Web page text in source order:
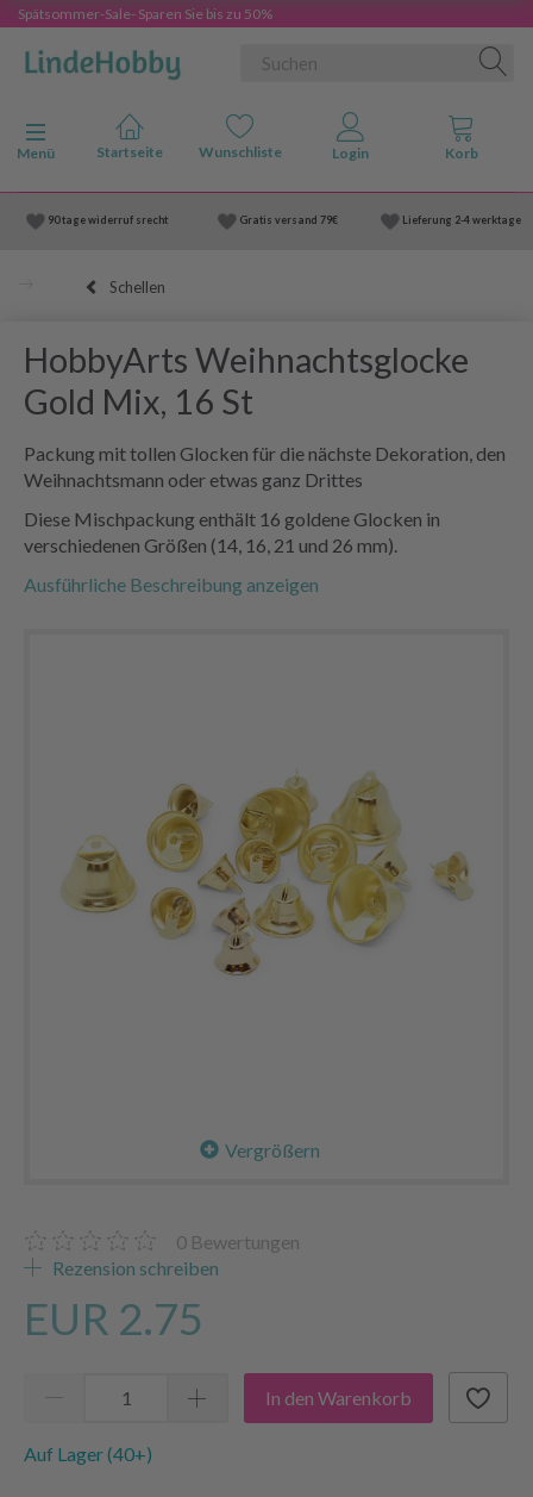
Spätsommer-Sale- Sparen Sie bis zu 50%
Anzeige ändern
Menü
90 tage widerruf srecht Gratis versand 79€ Lieferung 2-4 werktage
Schellen
HobbyArts Weihnachtsglocke
Gold Mix, 16 St
Packung mit tollen Glocken für die nächste Dekoration, den
Weihnachtsmann oder etwas ganz Drittes
Diese Mischpackung enthält 16 goldene Glocken in
verschiedenen Größen (14, 16, 21 und 26 mm).
Ausführliche Beschreibung anzeigen
Vergrößern
0 Bewertungen
Rezension schreiben
EUR 2.75
In den Warenkorb
Auf Lager (40+)